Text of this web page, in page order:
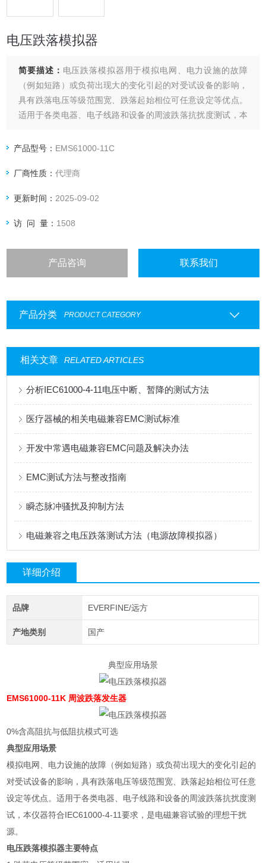
电压跌落模拟器
简要描述： 电压跌落模拟器用于模拟电网、电力设施的故障
（例如短路）或负荷出现大的变化引起的对受试设备的影响，
具有跌落电压等级范围宽、跌落起始相位可任意设定等优点。
适用于各类电器、电子线路和设备的周波跌落抗扰度测试，本
源。
产品型号： EMS61000-11C
厂商性质：代理商
更新时间： 2025-09-02
访 问 量： 1508
产品咨询 联系我们
产品分类 PRODUCT CATEGORY
相关文章 RELATED ARTICLES
分析IEC61000-4-11电压中断、暂降的测试方法
医疗器械的相关电磁兼容EMC测试标准
开发中常遇电磁兼容EMC问题及解决办法
EMC测试方法与整改指南
瞬态脉冲骚扰及抑制方法
电磁兼容之电压跌落测试方法（电源故障模拟器）
详细介绍
品牌 EVERFINE/远方
产地类别 国产
典型应用场景
EMS61000-11K 周波跌落发生器
0%含高阻抗与低阻抗模式可选
典型应用场景
模拟电网、电力设施的故障（例如短路）或负荷出现大的变化引起的
对受试设备的影响，具有跌落电压等级范围宽、跌落起始相位可任意
设定等优点。适用于各类电器、电子线路和设备的周波跌落抗扰度测
试，本仪器符合IEC61000-4-11要求，是电磁兼容试验的理想干扰
源。
电压跌落模拟器主要特点